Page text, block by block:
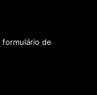
formulário de